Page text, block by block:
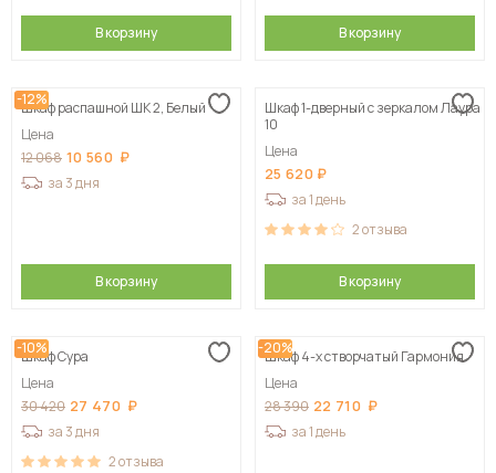
В корзину В корзину
-12%
Шкаф распашной ШК 2, Белый
Цена
12 068 10 560
за 3 дня
В корзину
Шкаф 1-дверный с зеркалом Лаура
10
Цена
25 620
за 1 день
2отзыва
В корзину
-10%
Шкаф Сура
Цена
30 420 27 470
за 3 дня
2отзыва
-20%
Шкаф 4-х створчатый Гармония
Цена
28 390 22 710
за 1 день